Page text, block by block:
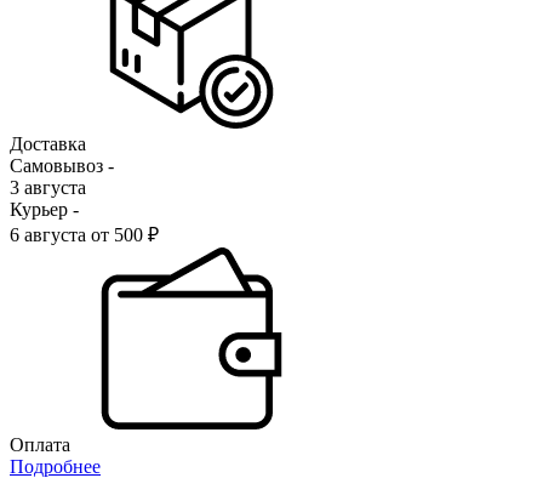
Доставка
Самовывоз -
3 августа
Курьер -
6 августа от 500 ₽
Оплата
Подробнее